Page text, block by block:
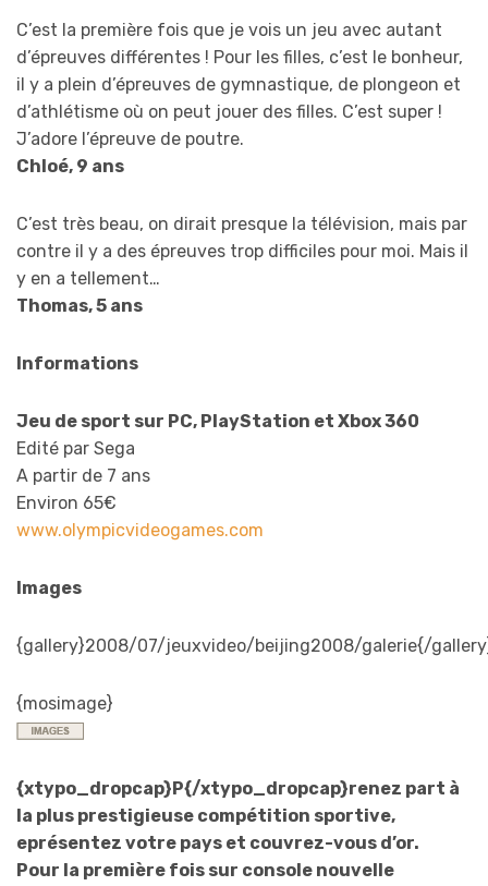
C’est la première fois que je vois un jeu avec autant
d’épreuves différentes ! Pour les filles, c’est le bonheur,
il y a plein d’épreuves de gymnastique, de plongeon et
d’athlétisme où on peut jouer des filles. C’est super !
J’adore l’épreuve de poutre.
Chloé, 9 ans
C’est très beau, on dirait presque la télévision, mais par
contre il y a des épreuves trop difficiles pour moi. Mais il
y en a tellement…
Thomas, 5 ans
Informations
Jeu de sport sur PC, PlayStation et Xbox 360
Edité par Sega
A partir de 7 ans
Environ 65€
www.olympicvideogames.com
Images
{gallery}2008/07/jeuxvideo/beijing2008/galerie{/
{mosimage}
{xtypo_dropcap}P{/xtypo_dropcap}renez part à
la plus prestigieuse compétition sportive,
eprésentez votre pays et couvrez-vous d’or.
Pour la première fois sur console nouvelle